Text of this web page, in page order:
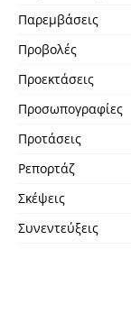
Παρεμβάσεις
Προβολές
Προεκτάσεις
Προσωπογραφίες
Προτάσεις
Ρεπορτάζ
Σκέψεις
Συνεντεύξεις